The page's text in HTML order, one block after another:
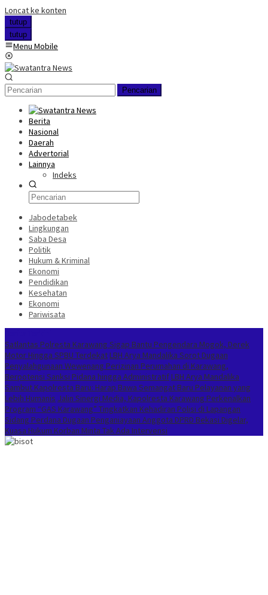
Loncat ke konten
tutup
tutup
Menu Mobile
Pencarian
Berita
Nasional
Daerah
Advertorial
Lainnya
Indeks
Jabodetabek
Lingkungan
Saba Desa
Politik
Hukum & Kriminal
Ekonomi
Pendidikan
Kesehatan
Ekonomi
Pariwisata
Satlantas Polresta Karawang Sigap Bantu Pengendara Mogok, Derek
Motor Hingga SPBU Terdekat LBH Arya Mandalika Sorot Dugaan
Penyalahgunaan Wewenang Perizinan Perumahan di Karawang,
Berpotensi Sanksi Pidana hingga Administratif LBH Arya Mandalika
Sambut Kapolresta Baru: Harap Bawa Semangat Baru Pelayanan yang
Lebih Humanis Jalin Sinergi Media, Kapolresta Karawang Perkenalkan
Program “GAS Karawang” Tingkatkan Kehadiran Polisi di Lapangan
Sidang Perdana Dugaan Penganiayaan Anggota DPRD Bekasi Digelar,
Kuasa Hukum Korban Minta Tak Ada Intervensi